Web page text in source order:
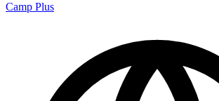
Camp Plus